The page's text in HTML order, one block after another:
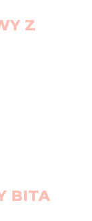
Z
BITA